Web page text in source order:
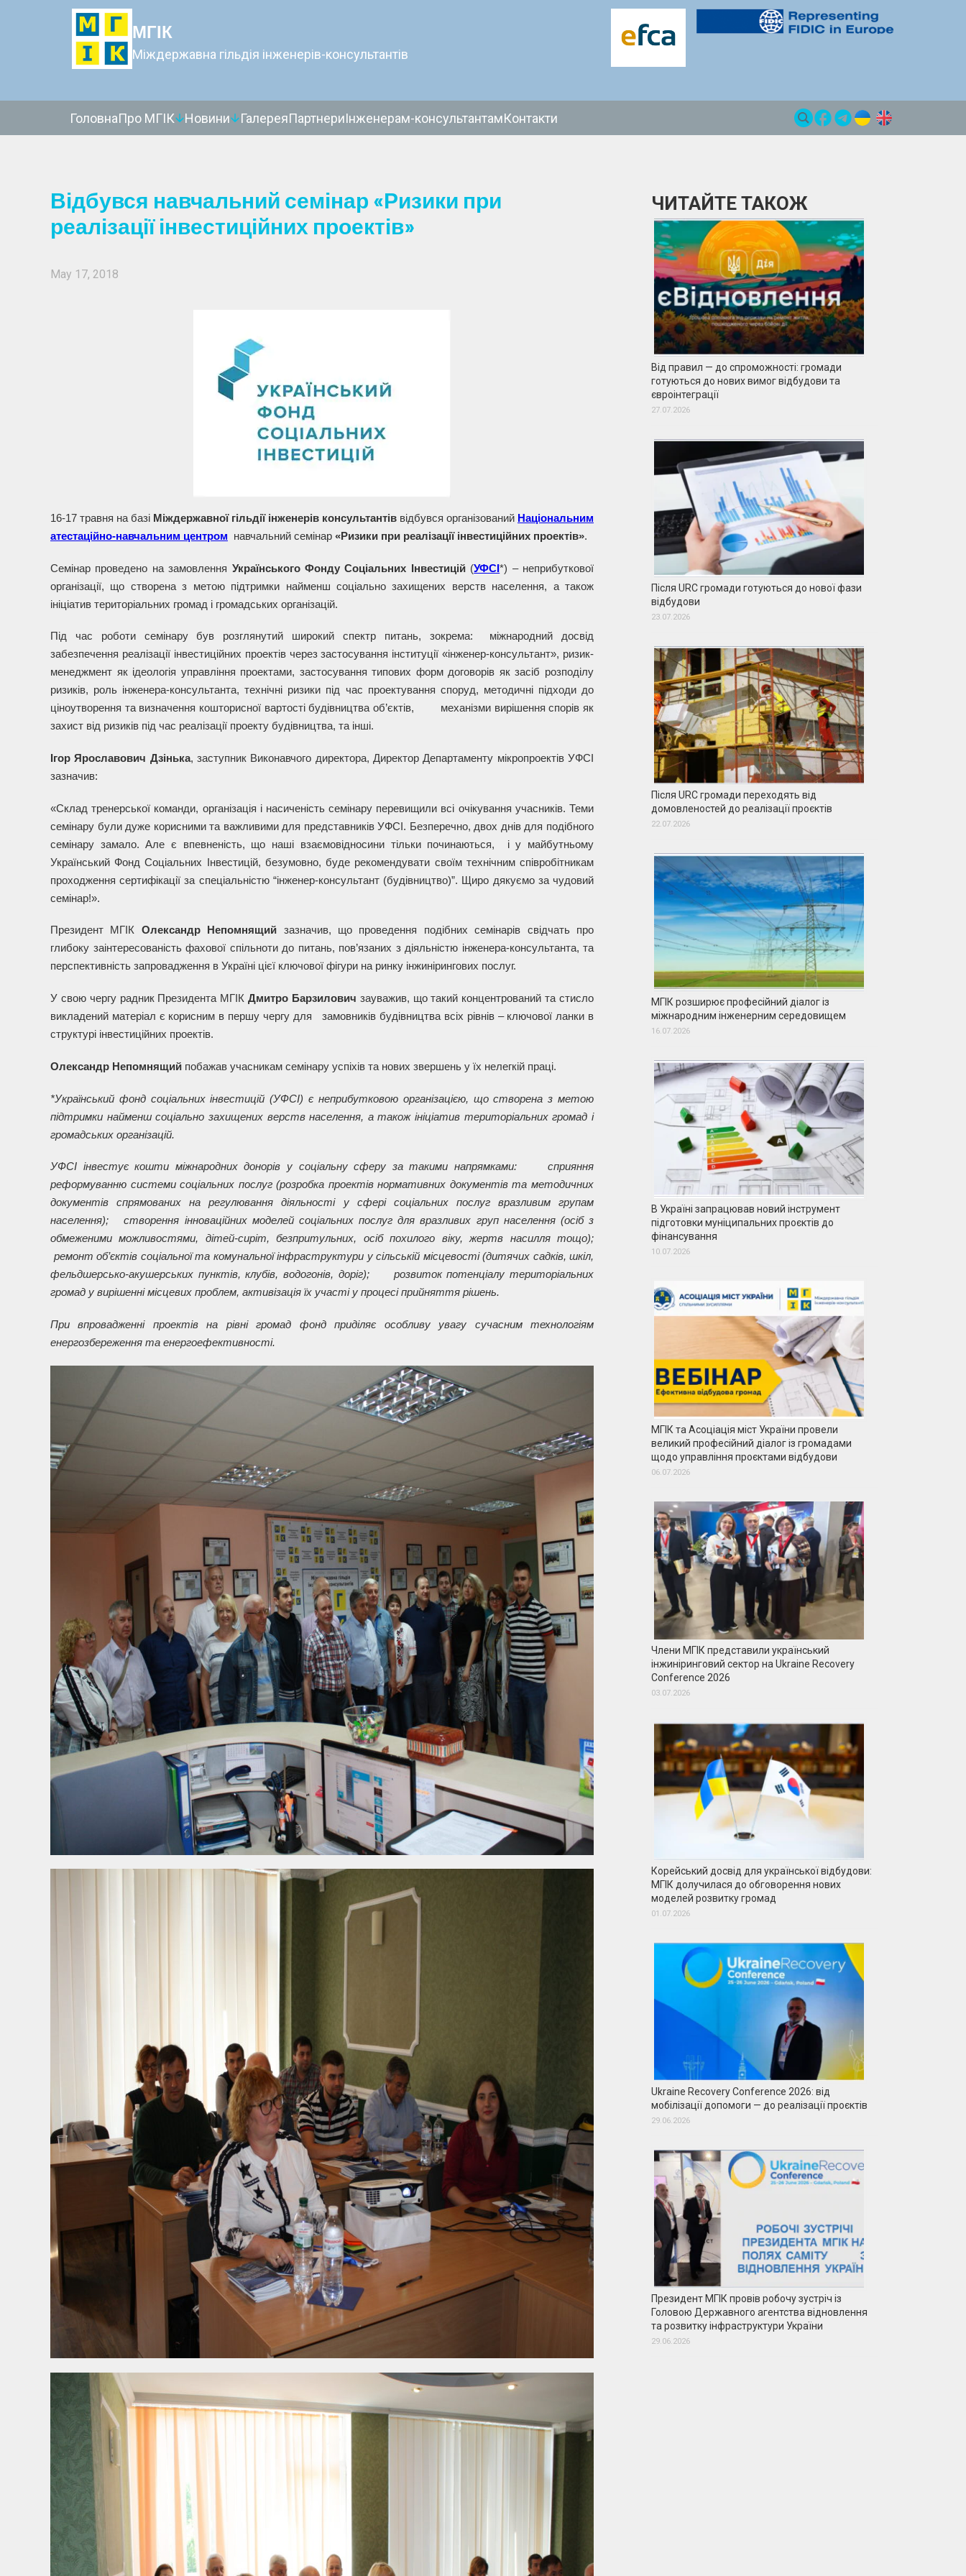
МГІК
Міждержавна гільдія інженерів-консультантів
ГоловнаПро МГІК Новини ГалереяПартнериІнженерам-консультантамКонтакти
Відбувся навчальний семінар «Ризики при
реалізації інвестиційних проектів»
May 17, 2018
16-17 травня на базі Міждержавної гільдії інженерів консультантів відбувся організований Національним
атестаційно-навчальним центром навчальний семінар «Ризики при реалізації інвестиційних проектів».
Семінар проведено на замовлення Українського Фонду Соціальних Інвестицій(УФСІ*) – неприбуткової
організації, що створена з метою підтримки найменш соціально захищених верств населення, а також
ініціатив територіальних громад і громадських організацій.
Під час роботи семінару був розглянутий широкий спектр питань, зокрема: міжнародний досвід
забезпечення реалізації інвестиційних проектів через застосування інституції «інженер-консультант», ризик-
менеджмент як ідеологія управління проектами, застосування типових форм договорів як засіб розподілу
ризиків, роль інженера-консультанта, технічні ризики під час проектування споруд, методичні підходи до
ціноутворення та визначення кошторисної вартості будівництва об’єктів, механізми вирішення спорів як
захист від ризиків під час реалізації проекту будівництва, та інші.
Ігор Ярославович Дзінька, заступник Виконавчого директора, Директор Департаменту мікропроектів УФСІ
зазначив:
«Склад тренерської команди, організація і насиченість семінару перевищили всі очікування учасників. Теми
семінару були дуже корисними та важливими для представників УФСІ. Безперечно, двох днів для подібного
семінару замало. Але є впевненість, що наші взаємовідносини тільки починаються, і у майбутньому
Український Фонд Соціальних Інвестицій, безумовно, буде рекомендувати своїм технічним співробітникам
проходження сертифікації за спеціальністю “інженер-консультант (будівництво)”. Щиро дякуємо за чудовий
семінар!».
Президент МГІК Олександр Непомнящий зазначив, що проведення подібних семінарів свідчать про
глибоку заінтересованість фахової спільноти до питань, пов’язаних з діяльністю інженера-консультанта, та
перспективність запровадження в Україні цієї ключової фігури на ринку інжинірингових послуг.
У свою чергу радник Президента МГІКДмитро Барзилович зауважив, що такий концентрований та стисло
викладений матеріал є корисним в першу чергу для замовників будівництва всіх рівнів – ключової ланки в
структурі інвестиційних проектів.
Олександр Непомнящий побажав учасникам семінару успіхів та нових звершень у їх нелегкій праці.
*Український фонд соціальних інвестицій (УФСІ) є неприбутковою організацією, що створена з метою
підтримки найменш соціально захищених верств населення, а також ініціатив територіальних громад і
громадських організацій.
УФСІ інвестує кошти міжнародних донорів у соціальну сферу за такими напрямками: сприяння
реформуванню системи соціальних послуг (розробка проектів нормативних документів та методичних
документів спрямованих на регулювання діяльності у сфері соціальних послуг вразливим групам
населення); створення інноваційних моделей соціальних послуг для вразливих груп населення (осіб з
обмеженими можливостями, дітей-сиріт, безпритульних, осіб похилого віку, жертв насилля тощо);
ремонт об’єктів соціальної та комунальної інфраструктури у сільській місцевості (дитячих садків, шкіл,
фельдшерсько-акушерських пунктів, клубів, водогонів, доріг); розвиток потенціалу територіальних
громад у вирішенні місцевих проблем, активізація їх участі у процесі прийняття рішень.
При впровадженні проектів на рівні громад фонд приділяє особливу увагу сучасним технологіям
енергозбереження та енергоефективності.
ЧИТАЙТЕ ТАКОЖ
Від правил — до спроможності: громади
готуються до нових вимог відбудови та
євроінтеграції
27.07.2026
Після URC громади готуються до нової фази
відбудови
23.07.2026
Після URC громади переходять від
домовленостей до реалізації проєктів
22.07.2026
МГІК розширює професійний діалог із
міжнародним інженерним середовищем
16.07.2026
В Україні запрацював новий інструмент
підготовки муніципальних проєктів до
фінансування
10.07.2026
МГІК та Асоціація міст України провели
великий професійний діалог із громадами
щодо управління проєктами відбудови
06.07.2026
Члени МГІК представили український
інжиніринговий сектор на Ukraine Recovery
Conference 2026
03.07.2026
Корейський досвід для української відбудови:
МГІК долучилася до обговорення нових
моделей розвитку громад
01.07.2026
Ukraine Recovery Conference 2026: від
мобілізації допомоги — до реалізації проєктів
29.06.2026
Президент МГІК провів робочу зустріч із
Головою Державного агентства відновлення
та розвитку інфраструктури України
29.06.2026